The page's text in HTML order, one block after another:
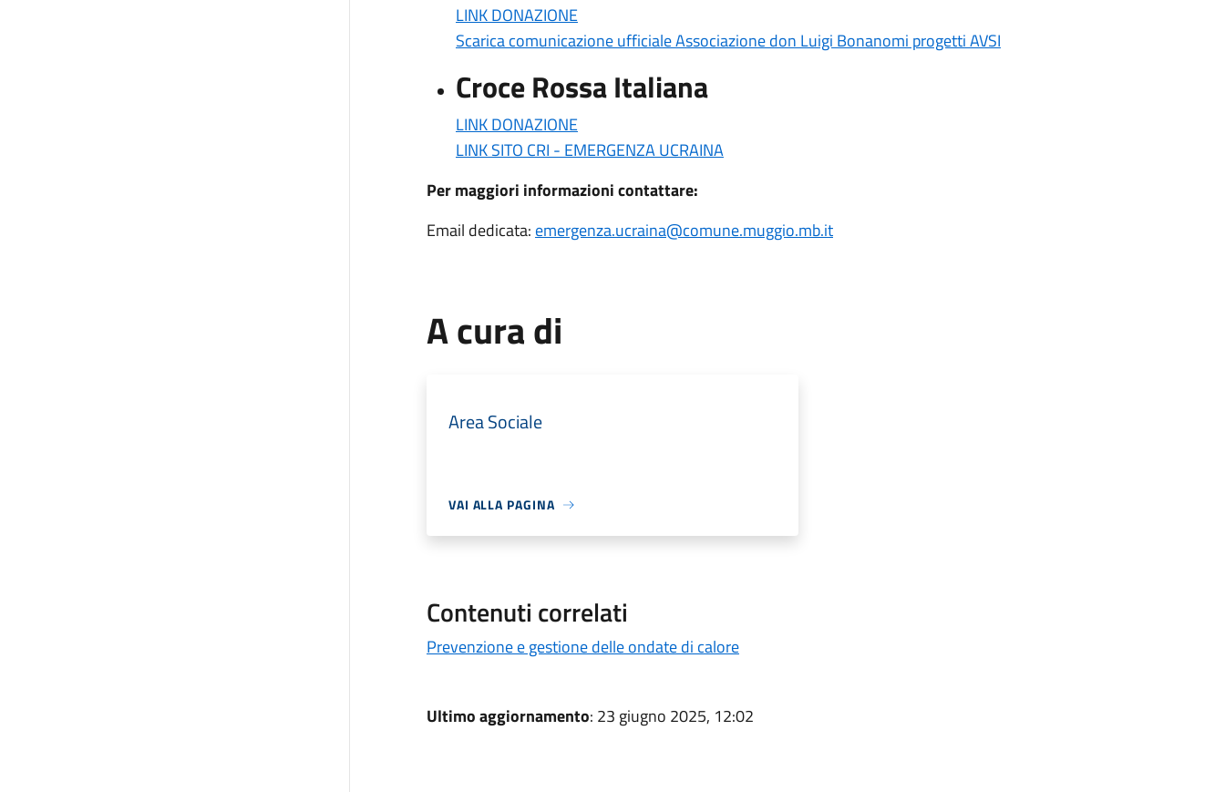
LINK DONAZIONE
Scarica comunicazione ufficiale Associazione don Luigi Bonanomi progetti AVSI
Croce Rossa Italiana
LINK DONAZIONE
LINK SITO CRI - EMERGENZA UCRAINA
Per maggiori informazioni contattare:
Email dedicata: emergenza.ucraina@comune.muggio.mb.it
A cura di
Area Sociale
VAI ALLA PAGINA
Contenuti correlati
Prevenzione e gestione delle ondate di calore
Ultimo aggiornamento: 23 giugno 2025, 12:02